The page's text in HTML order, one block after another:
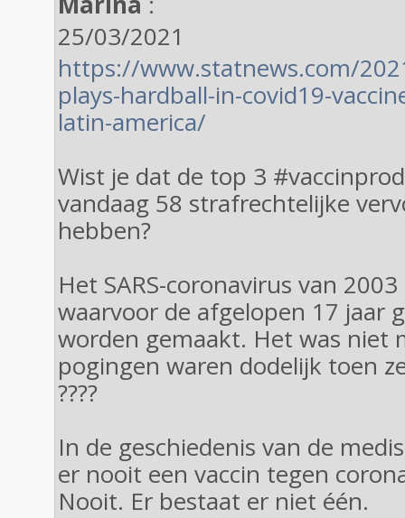
25/03/2021
https://www.statnews.com/
plays-hardball-in-covid19-
latin-america/
Wist je dat de top 3
vandaag 58 strafrechtelijke
hebben?
Het SARS-coronavirus van
waarvoor de afgelopen 17 jaar
worden gemaakt. Het was niet
pogingen waren dodelijk toen
????
In de geschiedenis van de
er nooit een vaccin tegen
Nooit. Er bestaat er niet één.